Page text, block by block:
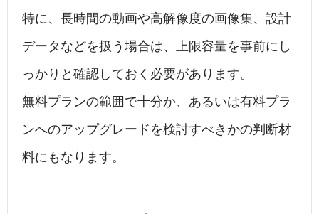
特に、長時間の動画や高解像度の画像集、設計
データなどを扱う場合は、上限容量を事前にし
っかりと確認しておく必要があります。
無料プランの範囲で十分か、あるいは有料プラ
ンへのアップグレードを検討すべきかの判断材
料にもなります。